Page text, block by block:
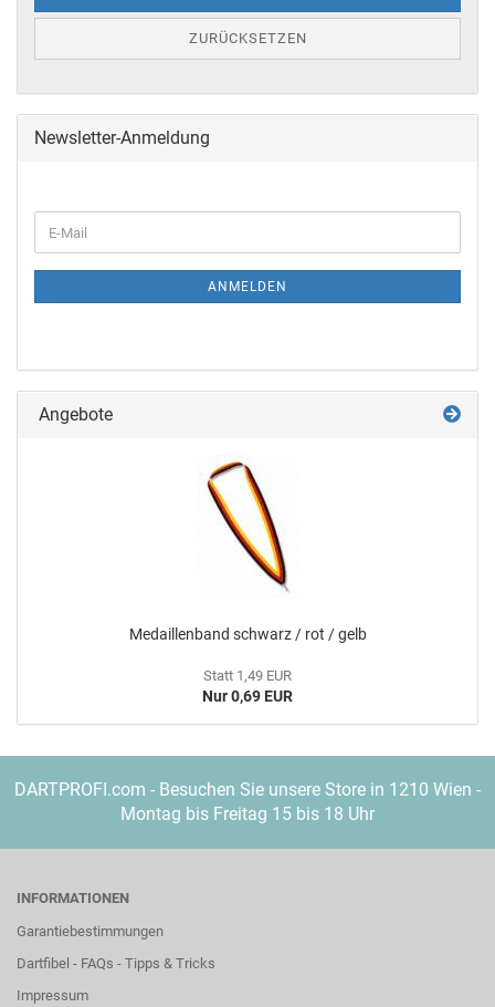
ZURÜCKSETZEN
Newsletter-Anmeldung
ANMELDEN
Angebote
Me­dail­len­band schwarz / rot / gelb
Statt 1,49 EUR
Nur 0,69 EUR
DARTPROFI.com - Besuchen Sie unsere Store in 1210 Wien -
Montag bis Freitag 15 bis 18 Uhr
INFORMATIONEN
Garantiebestimmungen
Dartfibel - FAQs - Tipps & Tricks
Impressum